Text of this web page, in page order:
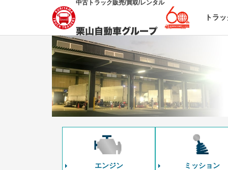
中古トラック販売/買取/レンタル
トラ
エンジン ミッション